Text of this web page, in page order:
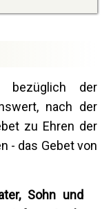
der
nach der
zu Ehren der
- das Gebet von
Sohn und